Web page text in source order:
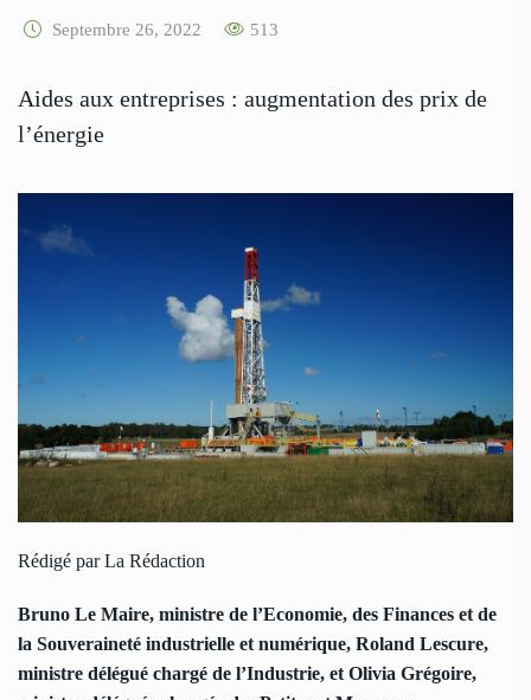
Septembre 26, 2022 513
Aides aux entreprises : augmentation des prix de
l’énergie
Rédigé par La Rédaction
Bruno Le Maire, ministre de l’Economie, des Finances et de
la Souveraineté industrielle et numérique, Roland Lescure,
ministre délégué chargé de l’Industrie, et Olivia Grégoire,